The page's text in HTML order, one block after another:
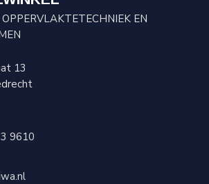
EN
13
9610